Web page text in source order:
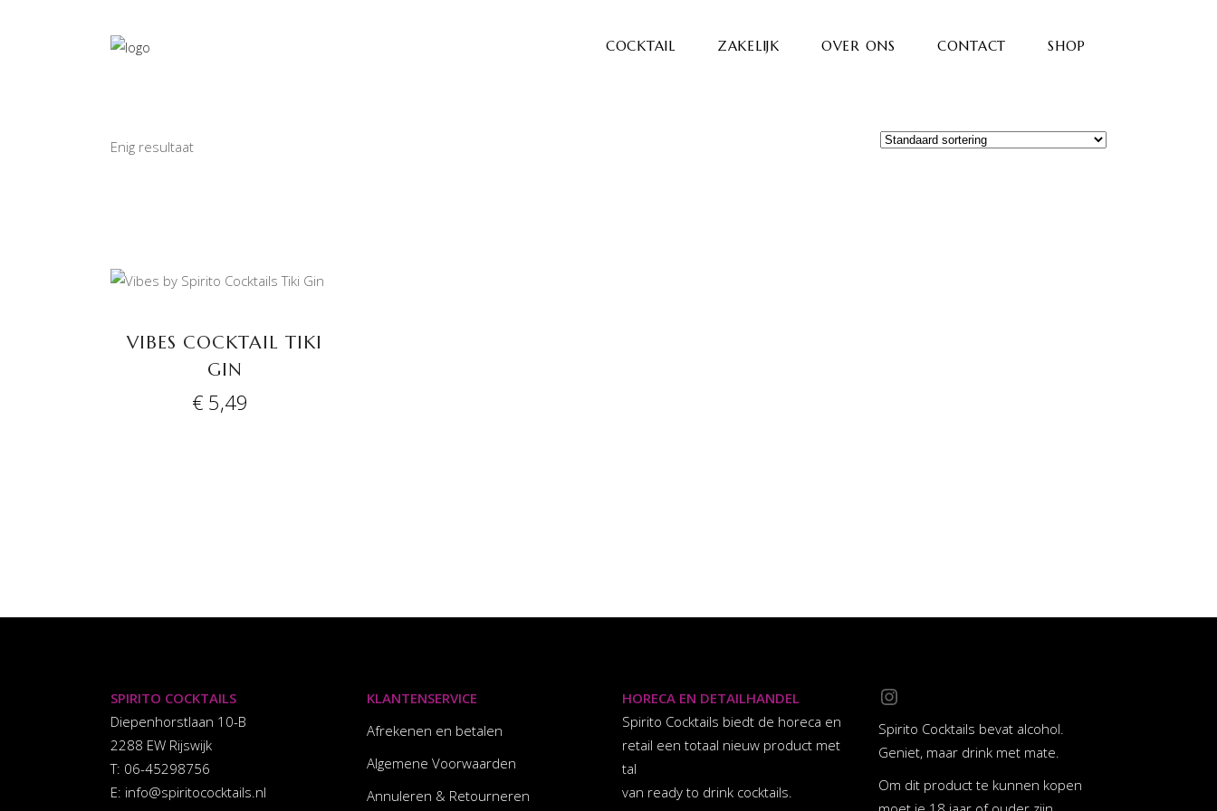
COCKTAIL ZAKELIJK OVER ONS CONTACT SHOP
Enig resultaat
VIBES COCKTAIL TIKI
GIN
€ 5,49
SPIRITO COCKTAILS
Diepenhorstlaan 10-B
2288 EW Rijswijk
T: 06-45298756
E: info@spiritococktails.nl
KLANTENSERVICE
Afrekenen en betalen
Algemene Voorwaarden
Annuleren & Retourneren
HORECA EN DETAILHANDEL
Spirito Cocktails biedt de horeca en
retail een totaal nieuw product met
tal
van ready to drink cocktails.
Instagram
Spirito Cocktails bevat alcohol.
Geniet, maar drink met mate.
Om dit product te kunnen kopen